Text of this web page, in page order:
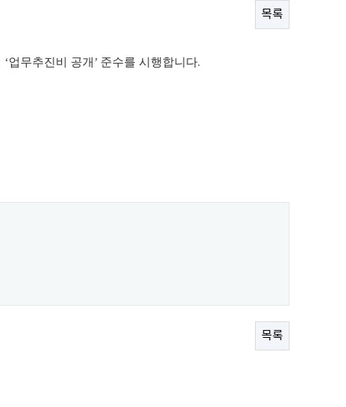
목록
‘업무추진비 공개 ’ 준수를 시행합니다.
목록